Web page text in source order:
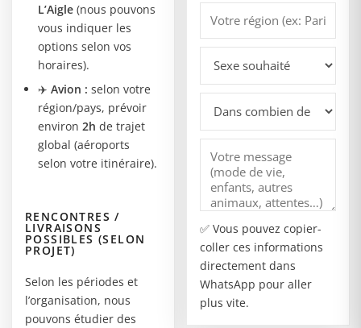
L’Aigle (nous pouvons
vous indiquer les
options selon vos
horaires).
✈️ Avion : selon votre
région/pays, prévoir
environ 2h de trajet
global (aéroports
selon votre itinéraire).
RENCONTRES /
LIVRAISONS
POSSIBLES (SELON
PROJET)
Selon les périodes et
l’organisation, nous
pouvons étudier des
✅ Vous pouvez copier-
coller ces informations
directement dans
WhatsApp pour aller
plus vite.